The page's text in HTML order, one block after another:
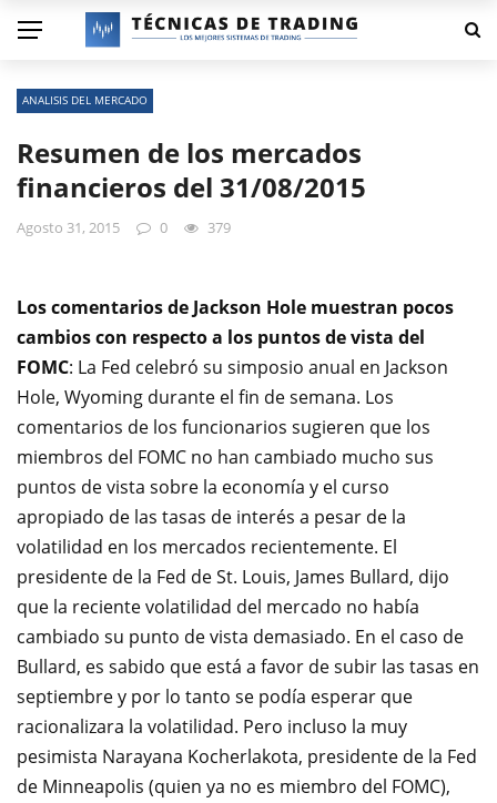
ANALISIS DEL MERCADO
Resumen de los mercados
financieros del 31/08/2015
Agosto 31, 2015 0 379
Los comentarios de Jackson Hole muestran pocos
cambios con respecto a los puntos de vista del
FOMC: La Fed celebró su simposio anual en Jackson
Hole, Wyoming durante el fin de semana. Los
comentarios de los funcionarios sugieren que los
miembros del FOMC no han cambiado mucho sus
puntos de vista sobre la economía y el curso
apropiado de las tasas de interés a pesar de la
volatilidad en los mercados recientemente. El
presidente de la Fed de St. Louis, James Bullard, dijo
que la reciente volatilidad del mercado no había
cambiado su punto de vista demasiado. En el caso de
Bullard, es sabido que está a favor de subir las tasas en
septiembre y por lo tanto se podía esperar que
racionalizara la volatilidad. Pero incluso la muy
pesimista Narayana Kocherlakota, presidente de la Fed
de Minneapolis (quien ya no es miembro del FOMC),